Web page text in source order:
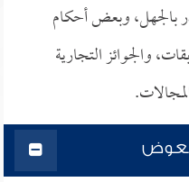
بالجهل، وبعض أحكام
والجوائز التجارية
بعوض